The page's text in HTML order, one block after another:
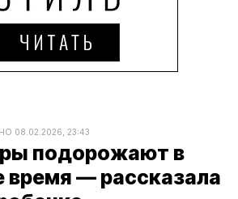
08.02.2026, 23:43
подорожают в
— рассказала